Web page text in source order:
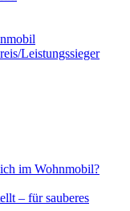
Leistungssieger
im Wohnmobil?
– für sauberes